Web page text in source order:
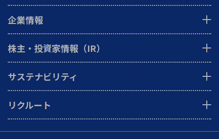
企業情報
株主・投資家情報（IR）
サステナビリティ
リクルート